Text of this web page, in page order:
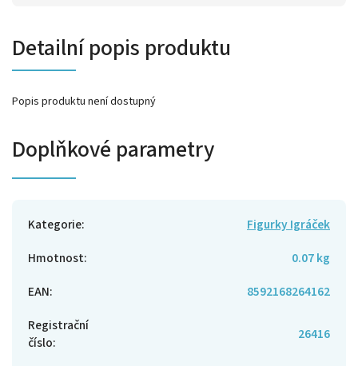
Detailní popis produktu
Popis produktu není dostupný
Doplňkové parametry
Kategorie:
Figurky Igráček
Hmotnost:
0.07 kg
EAN:
8592168264162
Registrační
číslo: 26416